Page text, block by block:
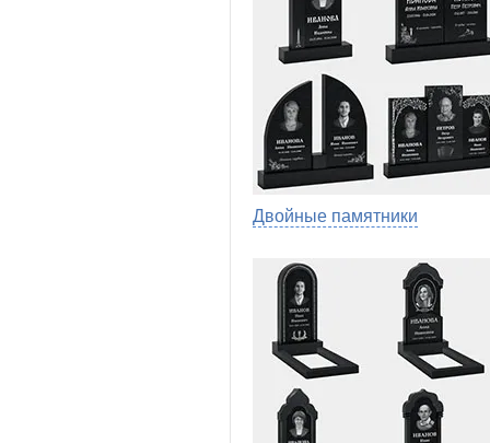
Двойные памятники